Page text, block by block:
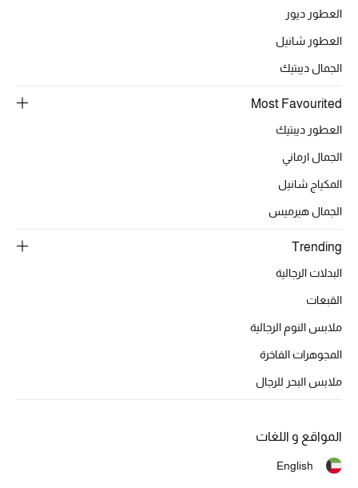
موضة نسائية
تسوقوا للنساء
الموسم الجديد
دليل ملتزمات الحقائب
حقائب رجالية
أبرز المصممين
العطور ديور
العطور شانيل
الجمال ديبتيك
Most Favourited
العطور ديبتيك
الجمال ارماني
المكياج شانيل
الجمال هيرميس
Trending
البدلات الرجالية
القبعات
ملابس النوم الرجالية
المجوهرات الفاخرة
ملابس البحر للرجال
المواقع و اللغات
English